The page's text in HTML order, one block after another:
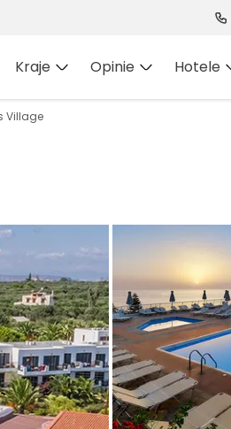
Kraje Opinie Hotele
Village